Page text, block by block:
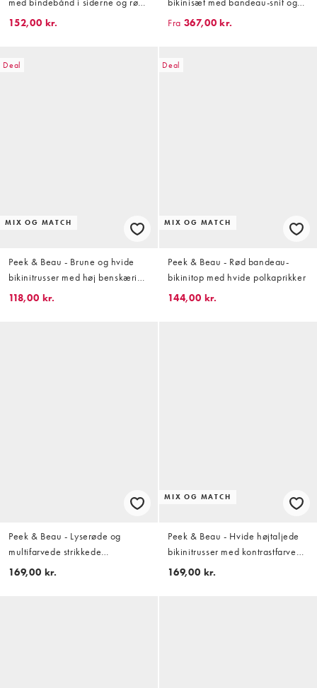
polkaprikker
152,00 kr.
polkaprikker
Fra 367,00 kr.
Deal
MIX OG MATCH
Peek & Beau - Brune og hvide
bikinitrusser med høj benskæring
og kontrastkanter
118,00 kr.
Deal
MIX OG MATCH
Peek & Beau - Rød bandeau-
bikinitop med hvide polkaprikker
144,00 kr.
Peek & Beau - Lyserøde og
multifarvede strikkede
bikinitrusser med høj benskæring
169,00 kr.
MIX OG MATCH
Peek & Beau - Hvide højtaljede
bikinitrusser med kontrastfarvede
bølgekanter
169,00 kr.